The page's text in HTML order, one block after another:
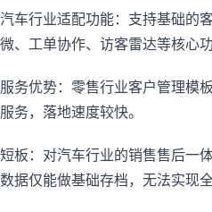
汽车行业适配功能：支持基础的
微、工单协作、访客雷达等核心功
服务优势：零售行业客户管理模
服务，落地速度较快。
短板：对汽车行业的销售售后一
数据仅能做基础存档，无法实现